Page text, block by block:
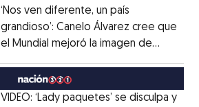
‘Nos ven diferente, un país
grandioso’: Canelo Álvarez cree que
el Mundial mejoró la imagen de
VIDEO: ‘Lady paquetes’ se disculpa y